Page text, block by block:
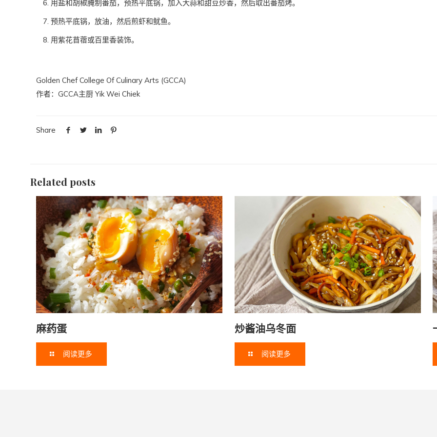
用盐和胡椒腌制番茄，预热平底锅，加入大蒜和甜豆炒香，然后取出番茄烤。
预热平底锅，放油，然后煎虾和鱿鱼。
用紫花苜蓿或百里香装饰。
Golden Chef College Of Culinary Arts (GCCA)
作者：GCCA主厨 Yik Wei Chiek
Share
Related posts
麻药蛋
阅读更多
炒酱油乌冬面
阅读更多